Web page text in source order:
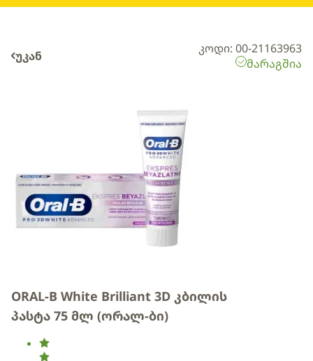
უკან
კოდი: 00-21163963
მარაგშია
ORAL-B White Brilliant 3D კბილის
პასტა 75 მლ (ორალ-ბი)